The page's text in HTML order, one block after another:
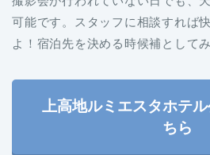
可能です。スタッフに相談すれば
よ！宿泊先を決める時候補として
上高地ルミエスタホテ
ちら